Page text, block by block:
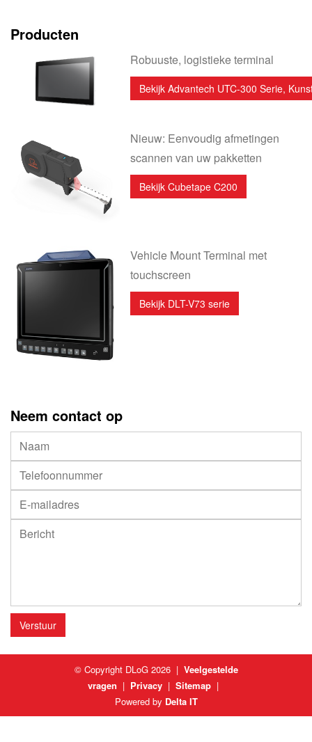
Producten
Robuuste, logistieke terminal
Bekijk Advantech UTC-300 Serie,
Nieuw: Eenvoudig afmetingen
scannen van uw pakketten
Bekijk Cubetape C200
Vehicle Mount Terminal met
touchscreen
Bekijk DLT-V73 serie
Neem contact op
Gelieve dit veld leeg te laten.
© Copyright DLoG 2026 | Veelgestelde
vragen | Privacy | Sitemap |
Powered by Delta IT